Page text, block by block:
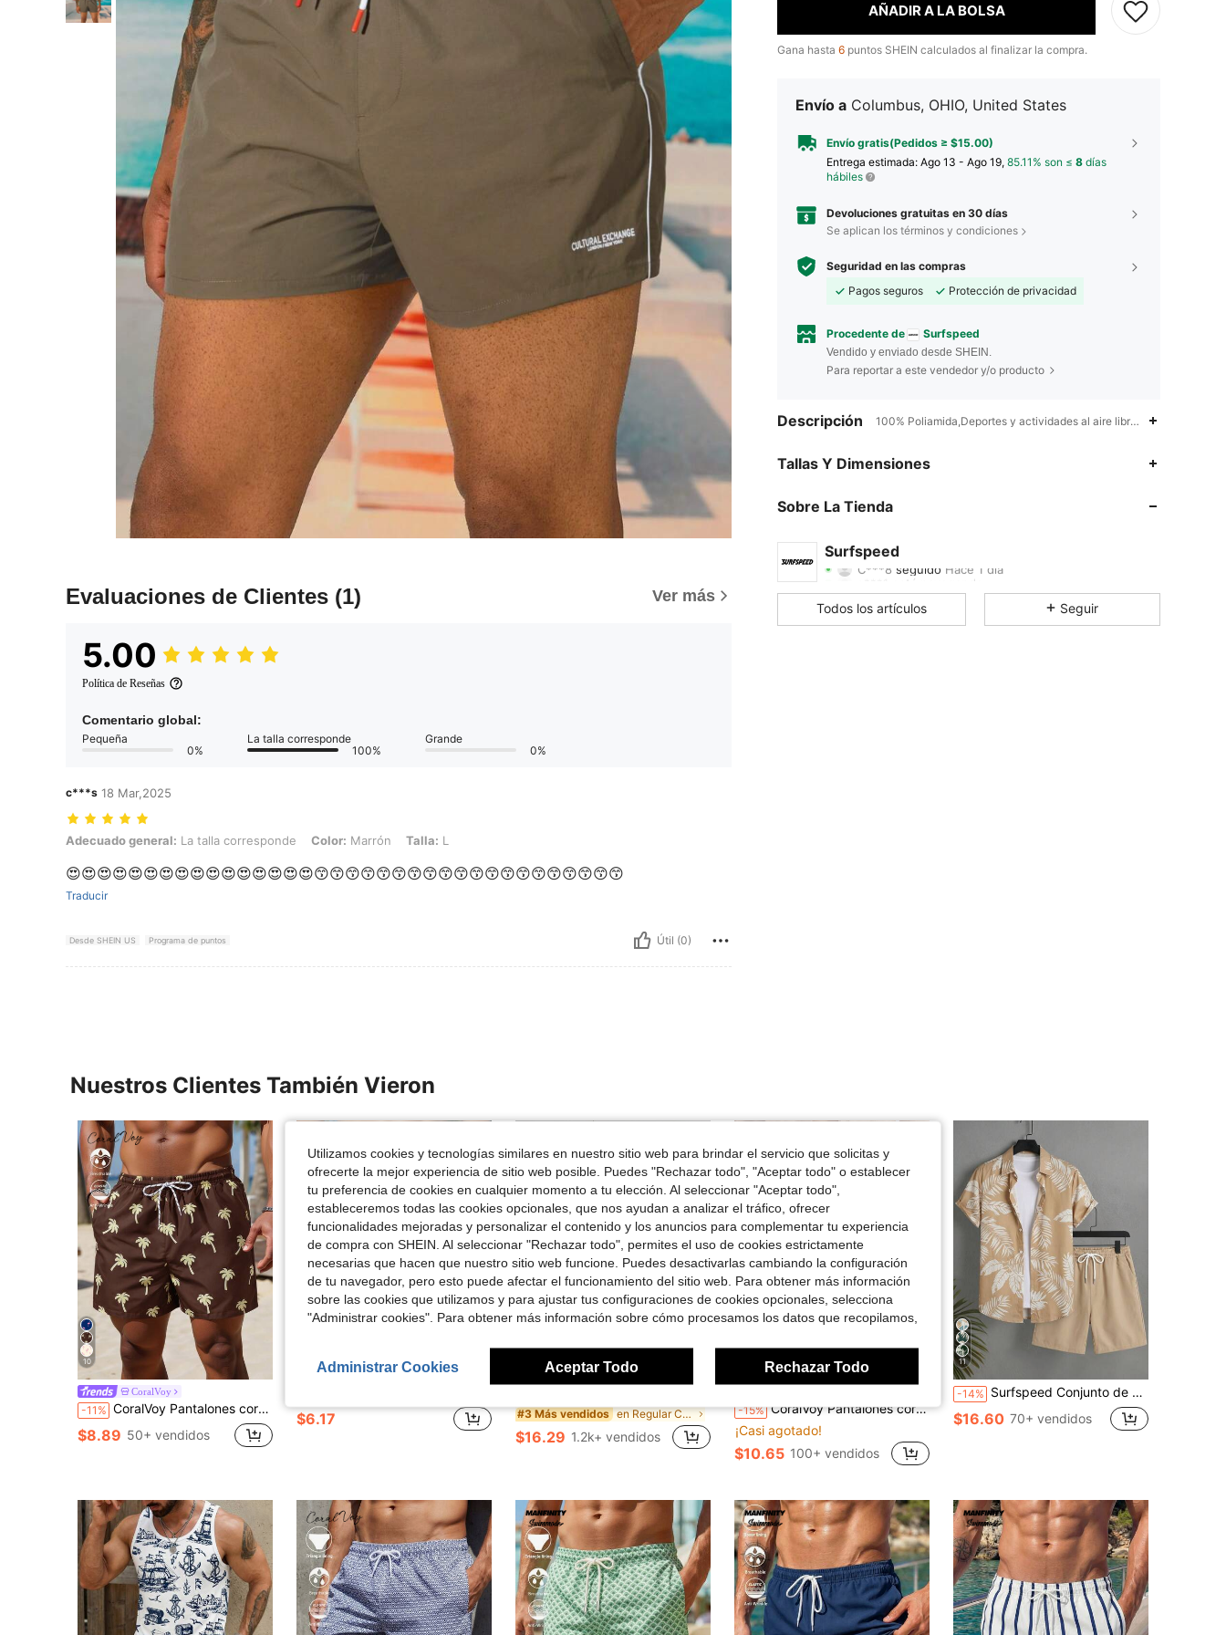
Evaluaciones de Clientes (1) Ver más
5.00
Política de Reseñas
Comentario global:
Pequeña
0%
La talla corresponde
100%
Grande
0%
c***s 18 Mar,2025
Adecuado general: La talla corresponde, Color: Marrón, Talla: L
Adecuado general: La talla corresponde Color: Marrón Talla: L
😍😍😍😍😍😍😍😍😍😍😍😍😍😍😍😍😙😙😙😙😙😙😙😙😙😙😙😙😙😙😙😙😙😙😙😙
Traducir
Desde SHEIN US Programa de puntos Útil (0)
AÑADIR A LA BOLSA
Gana hasta 6 puntos SHEIN calculados al finalizar la compra.
Envío a Columbus, OHIO, United States
Envío gratis(Pedidos ≥ $15.00)
Entrega estimada: Ago 13 - Ago 19, 85.11% son ≤ 8 días
hábiles
Devoluciones gratuitas en 30 días
Se aplican los términos y condiciones
Seguridad en las compras
Pagos seguros
Protección de privacidad
Procedente de Surfspeed
Vendido y enviado desde SHEIN.
Para reportar a este vendedor y/o producto
Descripción 100% Poliamida,Deportes y actividades al aire libre: fitness y
Tallas Y Dimensiones
Sobre La Tienda
Surfspeed
C***8 seguido
s***1está navegando
Todos los artículos Seguir
Nuestros Clientes También Vieron
10
CoralVoy
-11% CoralVoy Pantalones cortos de playa para hombre con estampado de palmeras y cintura con cordón, para vacaciones
$8.89 50+ vendidos
Ahorro de $5.42
$6.17 #3 Más vendidos en Regular Conjuntos de playa para hombre
$16.29 1.2k+ vendidos
-15% CoralVoy Pantalones cortos de playa casuales de unicolor para hombres para vacaciones
¡Casi agotado!
$10.65 100+ vendidos
11
-14% Surfspeed Conjunto de camisa y pantalones cortos con estampado tropical, casual de vacaciones
$16.60 70+ vendidos
Utilizamos cookies y tecnologías similares en nuestro sitio web para brindar el servicio que solicitas y
ofrecerte la mejor experiencia de sitio web posible. Puedes "Rechazar todo", "Aceptar todo" o establecer
tu preferencia de cookies en cualquier momento a tu elección. Al seleccionar "Aceptar todo",
estableceremos todas las cookies opcionales, que nos ayudan a analizar el tráfico, ofrecer
funcionalidades mejoradas y personalizar el contenido y los anuncios para complementar tu experiencia
de compra con SHEIN. Al seleccionar "Rechazar todo", permites el uso de cookies estrictamente
necesarias que hacen que nuestro sitio web funcione. Puedes desactivarlas cambiando la configuración
de tu navegador, pero esto puede afectar el funcionamiento del sitio web. Para obtener más información
sobre las cookies que utilizamos y para ajustar tus configuraciones de cookies opcionales, selecciona
"Administrar cookies". Para obtener más información sobre cómo procesamos los datos que recopilamos,
Administrar Cookies Aceptar Todo Rechazar Todo